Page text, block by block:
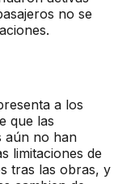
no se
a los
que las
aún no han
limitaciones de
tras las obras, y